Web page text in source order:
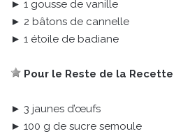
► 1 gousse de vanille
► 2 bâtons de cannelle
► 1 étoile de badiane
Pour le Reste de la Recette
► 3 jaunes d’œufs
► 100 g de sucre semoule